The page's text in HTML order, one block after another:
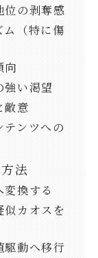
の剥奪感
（特に傷
向
い渇望
意
ンツへの
法
換する
カオスを
動へ移行